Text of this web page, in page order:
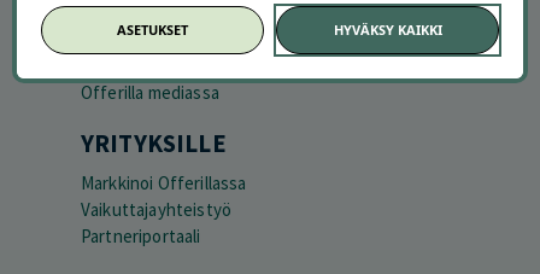
Ajankohtaista
Tilaa uutiskirje
Offerilla mediassa
YRITYKSILLE
Markkinoi Offerillassa
Vaikuttajayhteistyö
Partneriportaali
ASETUKSET HYVÄKSY KAIKKI